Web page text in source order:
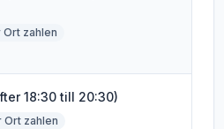
Ort zahlen
18:30 till 20:30)
Ort zahlen